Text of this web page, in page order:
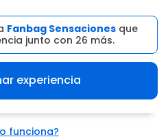
Fanbag Sensaciones que
junto con 26 más.
experiencia
funciona?